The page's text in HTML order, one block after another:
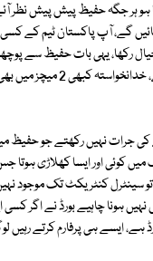
ہر جگہ حفیظ پیش پیش نظر
جائیں گے، آپ پاکستان ٹیم کے
یہی بات حفیظ سے
رہے، وہ وقت گذارنا بہت مشکل
جرات نہیں رکھتے جو حفیظ
کوئی اور ایسا کھلاڑی
سینٹرل کنٹریکٹ تک موجود
ہونا چاہیے بورڈ نے اگر
ایسے ہی پرفارم کرتے رہیں